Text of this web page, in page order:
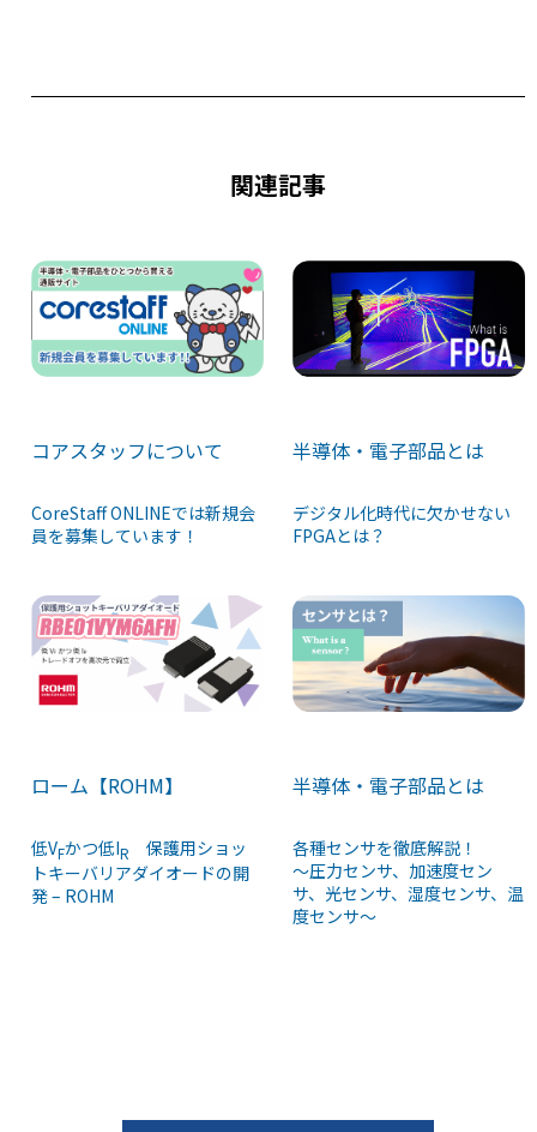
o s
関連記事
コアスタッフについて
CoreStaff ONLINEでは新規会
員を募集しています！
半導体・電子部品とは
デジタル化時代に欠かせない
FPGAとは？
ローム【ROHM】
低VFかつ低IR
保護用ショッ
トキーバリアダイオードの開
発 – ROHM
半導体・電子部品とは
各種センサを徹底解説！
〜圧力センサ、加速度セン
サ、光センサ、湿度センサ、温
度センサ〜